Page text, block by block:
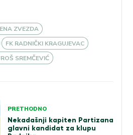
ZVEZDA
FK RADNIČKI KRAGUJEVAC
SREMČEVIĆ
PRETHODNO
Nekadašnji kapiten Partizana
glavni kandidat za klupu